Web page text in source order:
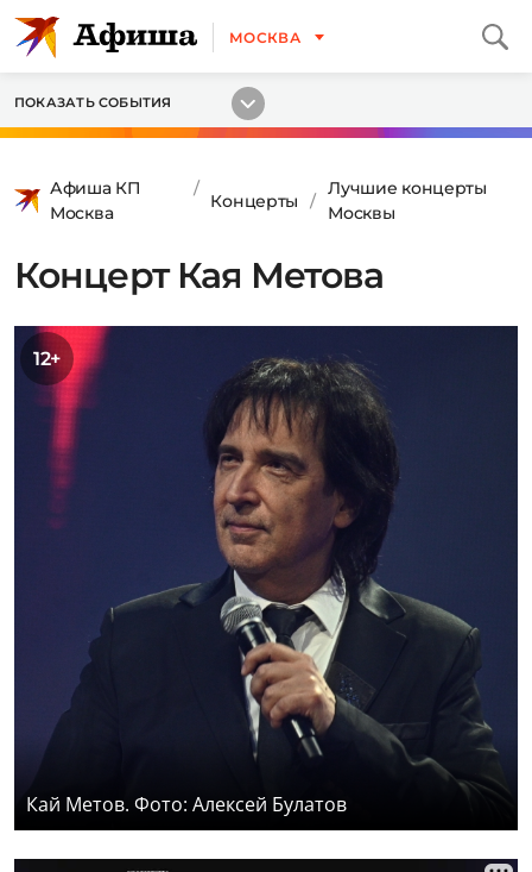
МОСКВА
ПОКАЗАТЬ СОБЫТИЯ
Афиша КП
Москва
Концерты
Лучшие концерты
Москвы
Концерт Кая Метова
12+
Кай Метов. Фото: Алексей Булатов